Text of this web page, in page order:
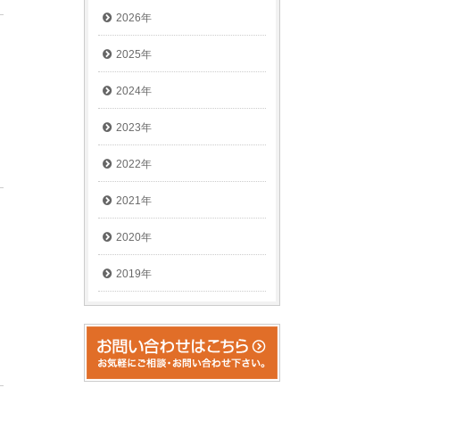
2026年
2025年
2024年
2023年
2022年
2021年
2020年
2019年